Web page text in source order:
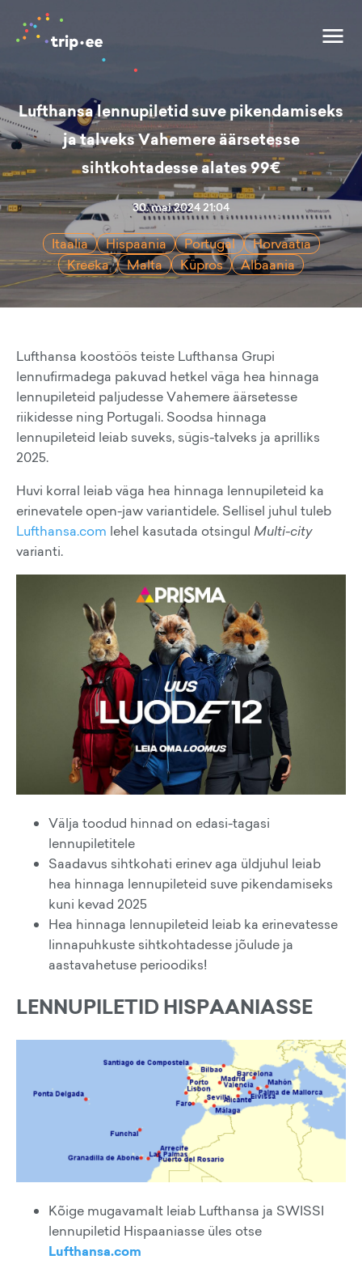
Lufthansa lennupiletid suve pikendamiseks
ja talveks Vahemere äärsetesse
sihtkohtadesse alates 99€
30. mai 2024 21:04
Itaalia Hispaania Portugal
Horvaatia
Kreeka
Malta Küpros Albaania
Lufthansa koostöös teiste Lufthansa Grupi
lennufirmadega pakuvad hetkel väga hea hinnaga
lennupileteid paljudesse Vahemere äärsetesse
riikidesse ning Portugali. Soodsa hinnaga
lennupileteid leiab suveks, sügis-talveks ja aprilliks
2025.
Huvi korral leiab väga hea hinnaga lennupileteid ka
erinevatele open-jaw variantidele. Sellisel juhul tuleb
Lufthansa.com lehel kasutada otsingul Multi-city
varianti.
Välja toodud hinnad on edasi-tagasi
lennupiletitele
Saadavus sihtkohati erinev aga üldjuhul leiab
hea hinnaga lennupileteid suve pikendamiseks
kuni kevad 2025
Hea hinnaga lennupileteid leiab ka erinevatesse
linnapuhkuste sihtkohtadesse jõulude ja
aastavahetuse perioodiks!
LENNUPILETID HISPAANIASSE
Kõige mugavamalt leiab Lufthansa ja SWISSI
lennupiletid Hispaaniasse üles otse
Lufthansa.com